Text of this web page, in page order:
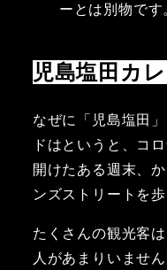
ーとは別物です
児島塩田カ
なぜに「児島塩田
ドはというと、コ
開けたある週末、
ンズストリートを
たくさんの観光客
人があまりいませ